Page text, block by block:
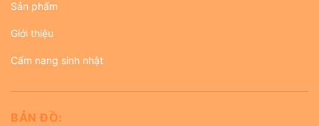
Sản phẩm
Giới thiệu
Cẩm nang sinh nhật
BẢN ĐỒ: